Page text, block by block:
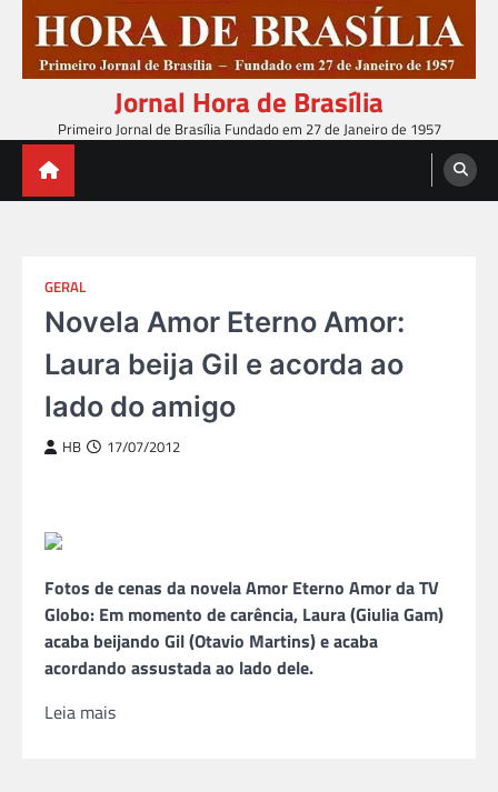
content
Jornal Hora de Brasília
Primeiro Jornal de Brasília Fundado em 27 de Janeiro de 1957
GERAL
Novela Amor Eterno Amor:
Laura beija Gil e acorda ao
lado do amigo
HB 17/07/2012
Fotos de cenas da novela Amor Eterno Amor da TV
Globo: Em momento de carência, Laura (Giulia Gam)
acaba beijando Gil (Otavio Martins) e acaba
acordando assustada ao lado dele.
Leia mais